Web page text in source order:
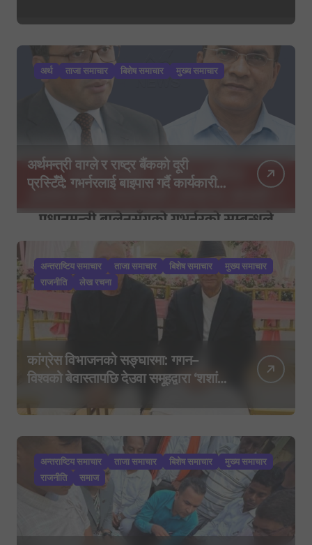
अर्थ ताजा समाचार बिशेष समाचार मुख्य समाचार
अर्थमन्त्री वाग्ले र राष्ट्र बैंकको दूरी
प्रस्टिँदै: गभर्नरलाई बाइपास गर्दै कार्यकारी
अन्तराष्टिय समाचार ताजा समाचार बिशेष समाचार
मुख्य समाचार
राजनीति
लेख रचना
कांग्रेस विभाजनको सङ्घारमा: गगन–
विश्वको बेवास्तापछि देउवा समूहद्वारा ‘शशांक
यात्राको घोषणा तयारी!
अन्तराष्टिय समाचार ताजा समाचार बिशेष समाचार
मुख्य समाचार
राजनीति
समाज